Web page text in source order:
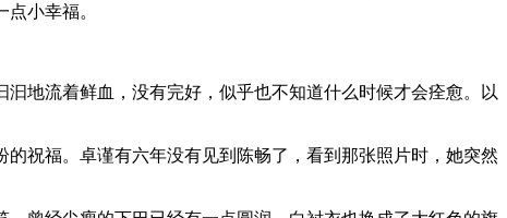
小幸福。
地流着鲜血，没有完好，似乎也不知道什么时候才会痊愈。以
祝福。卓谨有六年没有见到陈畅了，看到那张照片时，她突然